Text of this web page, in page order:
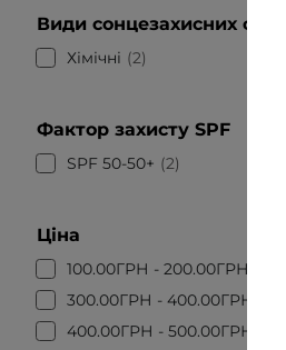
Види сонцезахисних
Хімічні 2
Фактор захисту SPF
SPF 50-50+ 2
Ціна
100.00ГРН - 200.00ГРН
300.00ГРН - 400.00ГРН
400.00ГРН - 500.00ГРН